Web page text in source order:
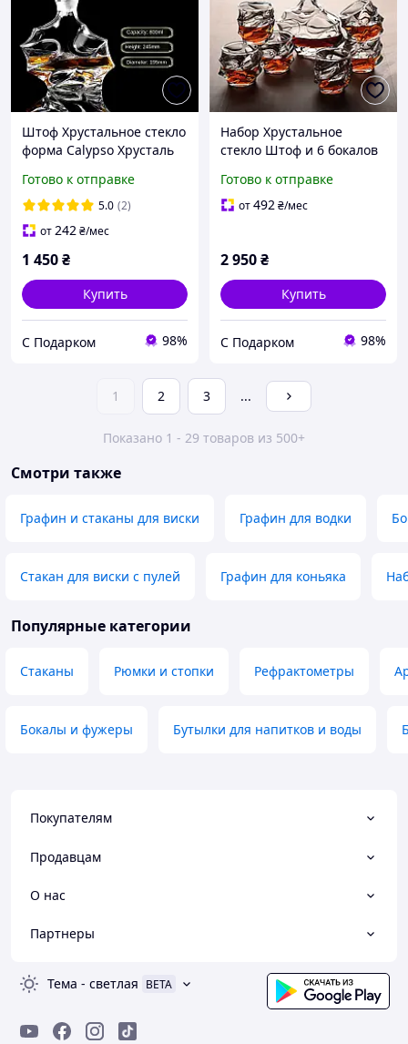
Штоф Хрустальное стекло
форма Calypso Хрусталь
виски бренди водки
Готово к отправке
5.0 (2)
от242₴/мес
1 450₴
Купить
С Подарком 98%
Набор Хрустальное
стекло Штоф и 6 бокалов
Декантер Графин бокалы
для виски водки
Готово к отправке
от492₴/мес
2 950₴
Купить
С Подарком 98%
1 2 3 ...
Показано 1 - 29 товаров из 500+
Смотри также
Графин и стаканы для виски Графин для водки
Стакан для виски с пулей Графин для коньяка
Популярные категории
Стаканы Рюмки и стопки Рефрактометры
Бокалы и фужеры Бутылки для напитков и воды
Покупателям
Продавцам
О нас
Партнеры
Тема - светлая BETA